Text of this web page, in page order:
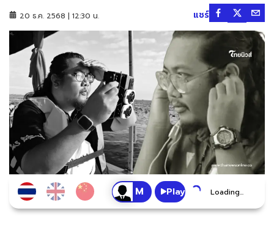
20 ธ.ค. 2568 | 12:30 น. แชร์
Play Loading...